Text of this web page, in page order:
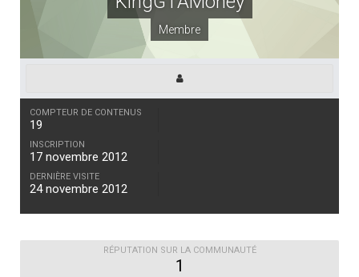
Membre
COMPTEUR DE CONTENUS
19
INSCRIPTION
17 novembre 2012
DERNIÈRE VISITE
24 novembre 2012
RÉPUTATION SUR LA COMMUNAUTÉ
1